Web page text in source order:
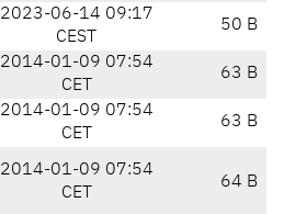
2023-06-14 09:17
CEST
50 B
2014-01-09 07:54
CET
63 B
2014-01-09 07:54
CET
63 B
2014-01-09 07:54
CET
64 B